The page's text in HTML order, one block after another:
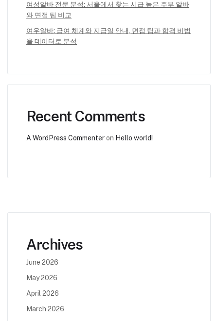
여성알바 전문 분석: 서울에서 찾는 시급 높은 주부 알바
와 면접 팁 비교
여우알바: 급여 체계와 지급일 안내, 면접 팁과 합격 비법
을 데이터로 분석
Recent Comments
A WordPress Commenteron Hello world!
Archives
June 2026
May 2026
April 2026
March 2026